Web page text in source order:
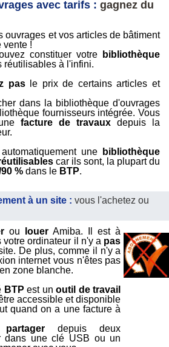
avec tarifs : gagnez du
ouvrages et vos articles de bâtiment
vente !
constituer votre
bibliothèque
réutilisables à l'infini.
pasle prix de certains articles et
dans la bibliothèque d'ouvrages
fournisseurs intégrée. Vous
facture de travaux depuis la
une
bibliothèque
car ils sont, la plupart du
% dans le BTP.
à un site : vous l'achetez ou
ou louer Amiba. Il est à
ordinateur il n'y a pas
De plus, comme il n'y a
internet vous n'êtes pas
zone blanche.
BTP est unoutil de travail
accessible et disponible
quand on a une facture à
partager depuis deux
dans une clé USB ou un